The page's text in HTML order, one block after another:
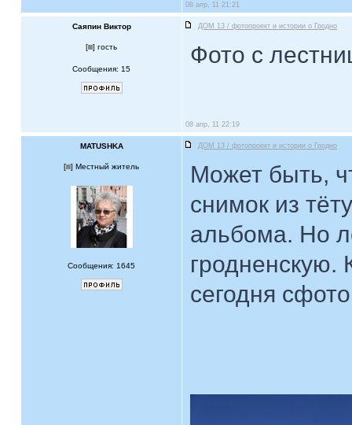
08 апр, 11 21:21
Саяпин Виктор ДОМ 13 / фотопроект и истории о Гродно
[ ] гость
Сообщения: 15
Фото с
08 апр, 11 22:19
MATUSHKA ДОМ 13 / фотопроект и истории о Гродно
[ ] Местный житель
Сообщения: 1645
Может быть,
снимок из
альбома. Но
гродненскую.
сегодня